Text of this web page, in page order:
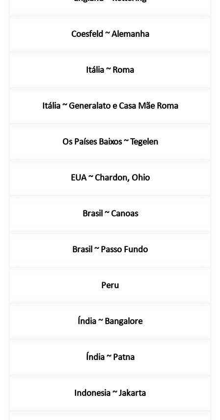
Coesfeld ~ Alemanha
Itália ~ Roma
Itália ~ Generalato e Casa Mãe Roma
Os Países Baixos ~ Tegelen
EUA ~ Chardon, Ohio
Brasil ~ Canoas
Brasil ~ Passo Fundo
Peru
Índia ~ Bangalore
Índia ~ Patna
Indonesia ~ Jakarta